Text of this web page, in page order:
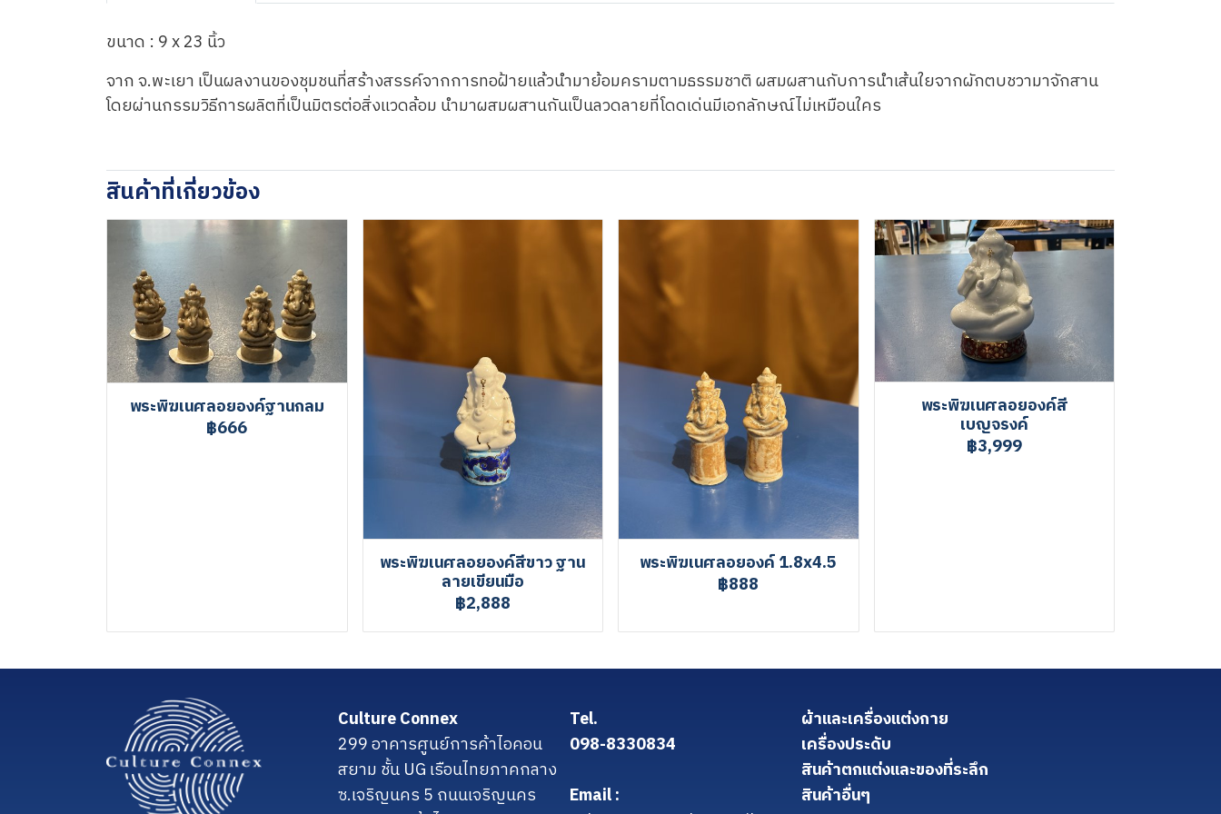
ขนาด : 9 x 23 นิ้ว
จาก จ.พะเยา เป็นผลงานของชุมชนที่สร้างสรรค์จากการทอฝ้ายแล้วนำมาย้อมครามตามธรรมชาติ ผสมผสานกับการนำเส้นใยจากผักตบชวามาจักสาน
โดยผ่านกรรมวิธีการผลิตที่เป็นมิตรต่อสิ่งแวดล้อม นำมาผสมผสานกันเป็นลวดลายที่โดดเด่นมีเอกลักษณ์ไม่เหมือนใคร
สินค้าที่เกี่ยวข้อง
พระพิฆเนศลอยองค์ฐานกลม
฿666
พระพิฆเนศลอยองค์สีขาว ฐาน
ลายเขียนมือ
฿2,888
พระพิฆเนศลอยองค์ 1.8x4.5
฿888
พระพิฆเนศลอยองค์สี
เบญจรงค์
฿3,999
Culture Connex
299 อาคารศูนย์การค้าไอคอน
สยาม ชั้น UG เรือนไทยภาคกลาง
ซ.เจริญนคร 5 ถนนเจริญนคร
Tel.
098-8330834
Email :
ผ้าและเครื่องแต่งกาย
เครื่องประดับ
สินค้าตกแต่งและของที่ระลึก
สินค้าอื่นๆ